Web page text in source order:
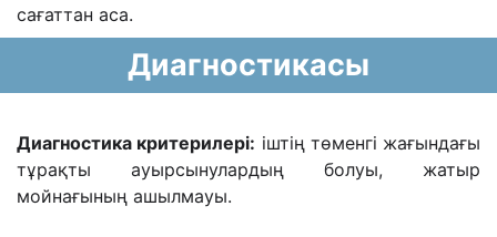
сағаттан аса.
Диагностикасы
Диагностика критерилері: іштің төменгі жағындағы
тұрақты ауырсынулардың болуы, жатыр
мойнағының ашылмауы.